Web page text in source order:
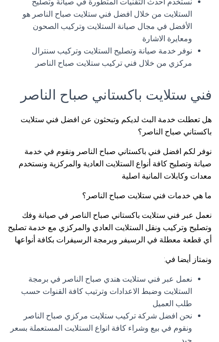
الستلايت من خلال افضل فني ستلايت صباح الناصر هو
الأفضل في مجال صيانة الستلايت وتركيب الصحون
ومعايرة الاشارة
نوفر خدمة صيانة وتصليح الستلايت وتركيب سنترال
مركزي من خلال فني تركيب ستلايت صباح الناصر
فني ستلايت باكستاني صباح الناصر
هل تعطلت خدمة البث لديكم وتبحثون عن افضل فني ستلايت
باكستاني صباح الناصر؟
نوفر لكم افضل فني باكستاني صباح الناصر ونقوم في خدمة
صيانة وتصليح كافة أنواع الستلايت العادية والمركزية ونستخدم
معدات وكابلات المانية اصلية
ما هي خدمات فني ستلايت صباح الناصر؟
نعمل عبر فني ستلايت باكستاني صباح الناصر في صيانة وفك
وتصليح وتركيب ونقل الستلايت العادي والمركزي مع خدمة تصليح
أي قطعة معطلة في الرسيفر وبرمجة الرسيفرات بكافة أنواعها
ونمتاز أيضا في:
نعمل عبر فني ستلايت هندي صباح الناصر في برمجة
الستلايت وضبط الاعدادات وترتيب كافة القنوات حسب
طلب العميل
نحن افضل شركة تركيب ستلايت مركزي صباح الناصر
ونقوم في بيع وشراء كافة انواع الستلايت المستعملة بسعر